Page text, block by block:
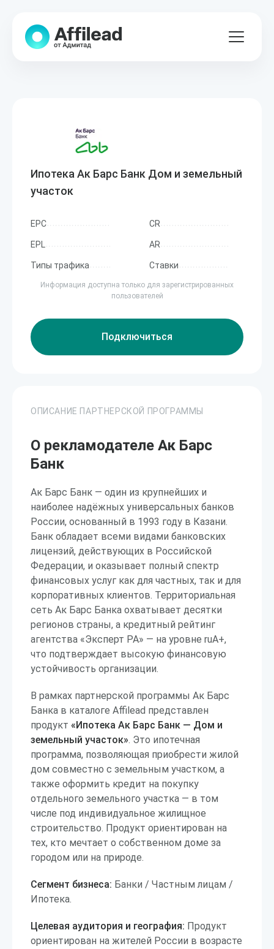
Ипотека Ак Барс Банк Дом и земельный
участок
EPC CR
EPL AR
Типы трафика Ставки
Информация доступна только для зарегистрированных
пользователей
Подключиться
ОПИСАНИЕ ПАРТНЕРСКОЙ ПРОГРАММЫ
О рекламодателе Ак Барс
Банк
Ак Барс Банк — один из крупнейших и
наиболее надёжных универсальных банков
России, основанный в 1993 году в Казани.
Банк обладает всеми видами банковских
лицензий, действующих в Российской
Федерации, и оказывает полный спектр
финансовых услуг как для частных, так и для
корпоративных клиентов. Территориальная
сеть Ак Барс Банка охватывает десятки
регионов страны, а кредитный рейтинг
агентства «Эксперт РА» — на уровне ruA+,
что подтверждает высокую финансовую
устойчивость организации.
В рамках партнерской программы Ак Барс
Банка в каталоге Affilead представлен
продукт «Ипотека Ак Барс Банк — Дом и
земельный участок». Это ипотечная
программа, позволяющая приобрести жилой
дом совместно с земельным участком, а
также оформить кредит на покупку
отдельного земельного участка — в том
числе под индивидуальное жилищное
строительство. Продукт ориентирован на
тех, кто мечтает о собственном доме за
городом или на природе.
Сегмент бизнеса: Банки / Частным лицам /
Ипотека.
Целевая аудитория и география: Продукт
ориентирован на жителей России в возрасте